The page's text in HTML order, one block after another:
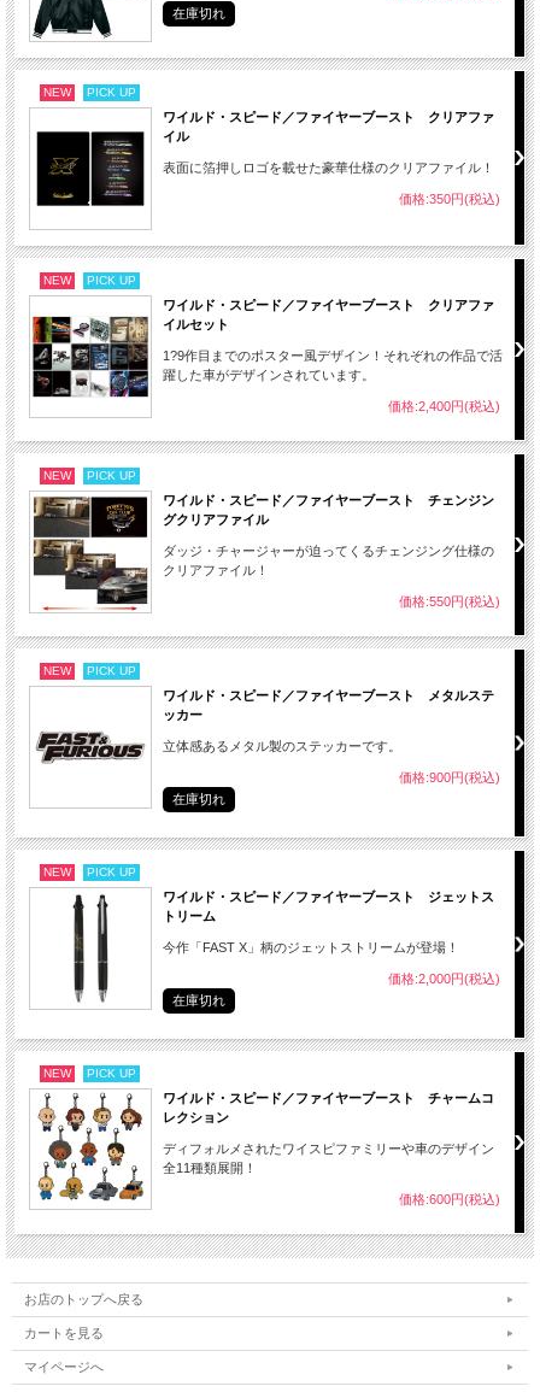
在庫切れ
NEW PICK UP
ワイルド・スピード／ファイヤーブースト クリアファ
イル
表面に箔押しロゴを載せた豪華仕様のクリアファイル！
価格:350円(税込)
NEW PICK UP
ワイルド・スピード／ファイヤーブースト クリアファ
イルセット
1?9作目までのポスター風デザイン！それぞれの作品で活
躍した車がデザインされています。
価格:2,400円(税込)
NEW PICK UP
ワイルド・スピード／ファイヤーブースト チェンジン
グクリアファイル
ダッジ・チャージャーが迫ってくるチェンジング仕様の
クリアファイル！
価格:550円(税込)
NEW PICK UP
ワイルド・スピード／ファイヤーブースト メタルステ
ッカー
立体感あるメタル製のステッカーです。
価格:900円(税込)
在庫切れ
NEW PICK UP
ワイルド・スピード／ファイヤーブースト ジェットス
トリーム
今作「FAST X」柄のジェットストリームが登場！
価格:2,000円(税込)
在庫切れ
NEW PICK UP
ワイルド・スピード／ファイヤーブースト チャームコ
レクション
ディフォルメされたワイスピファミリーや車のデザイン
全11種類展開！
価格:600円(税込)
お店のトップへ戻る
カートを見る
マイページへ